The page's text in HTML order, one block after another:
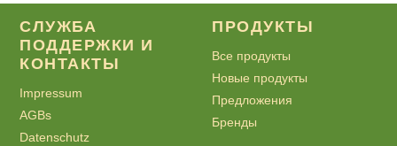
СЛУЖБА
ПОДДЕРЖКИ И
КОНТАКТЫ
Impressum
AGBs
Datenschutz
ПРОДУКТЫ
Все продукты
Новые продукты
Предложения
Бренды